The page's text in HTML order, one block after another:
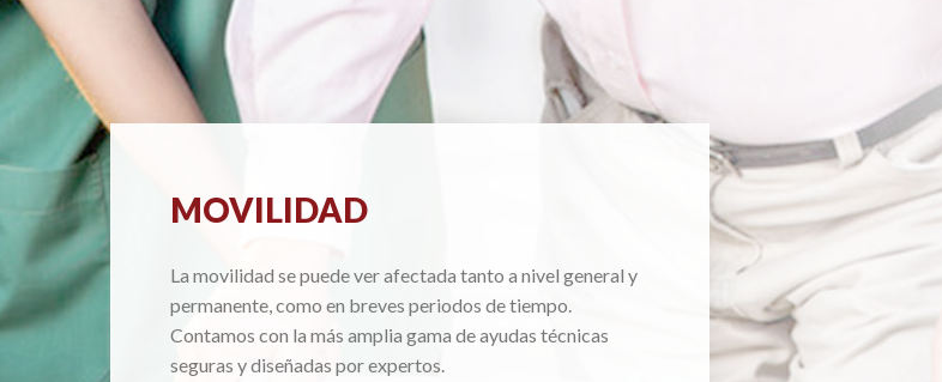
MOVILIDAD
La movilidad se puede ver afectada tanto a nivel general y
permanente, como en breves periodos de tiempo.
Contamos con la más amplia gama de ayudas técnicas
seguras y diseñadas por expertos.